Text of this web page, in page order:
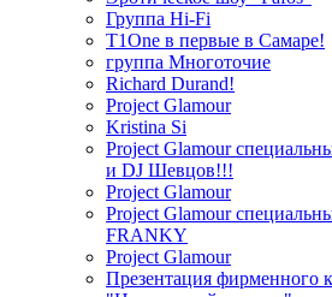
Группа Hi-Fi
T1One в первые в Самаре!
группа Многоточие
Richard Durand!
Project Glamour
Kristina Si
Project Glamour
и DJ Шевцов!!!
Project Glamour
Project Glamour
FRANKY
Project Glamour
Презентация фирменного